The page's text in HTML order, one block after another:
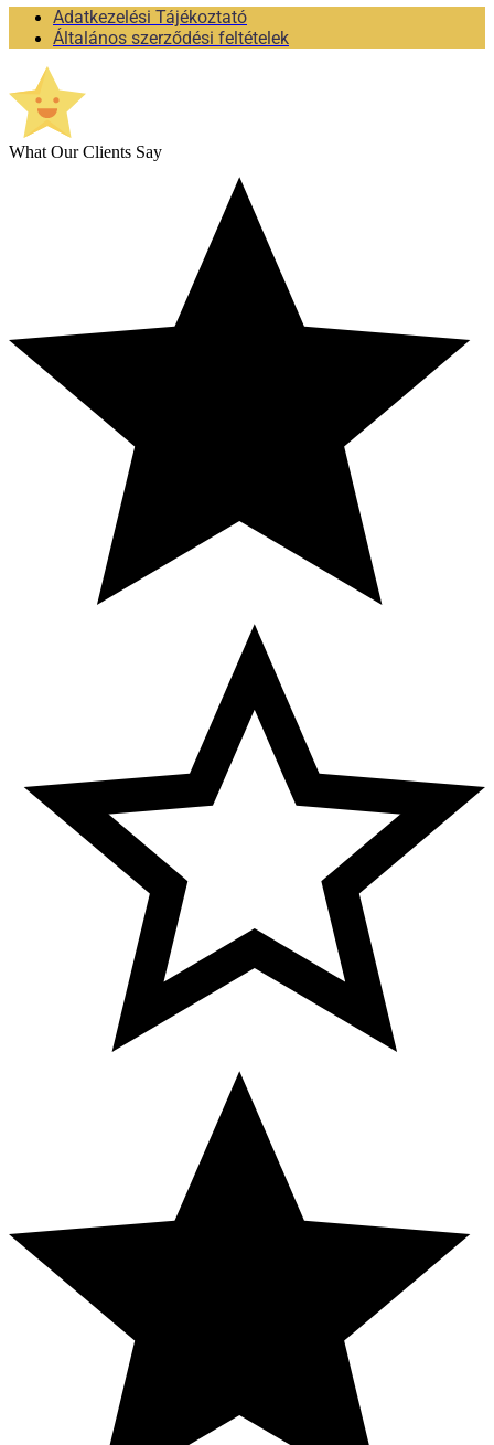
Adatkezelési Tájékoztató
Általános szerződési feltételek
What Our Clients Say